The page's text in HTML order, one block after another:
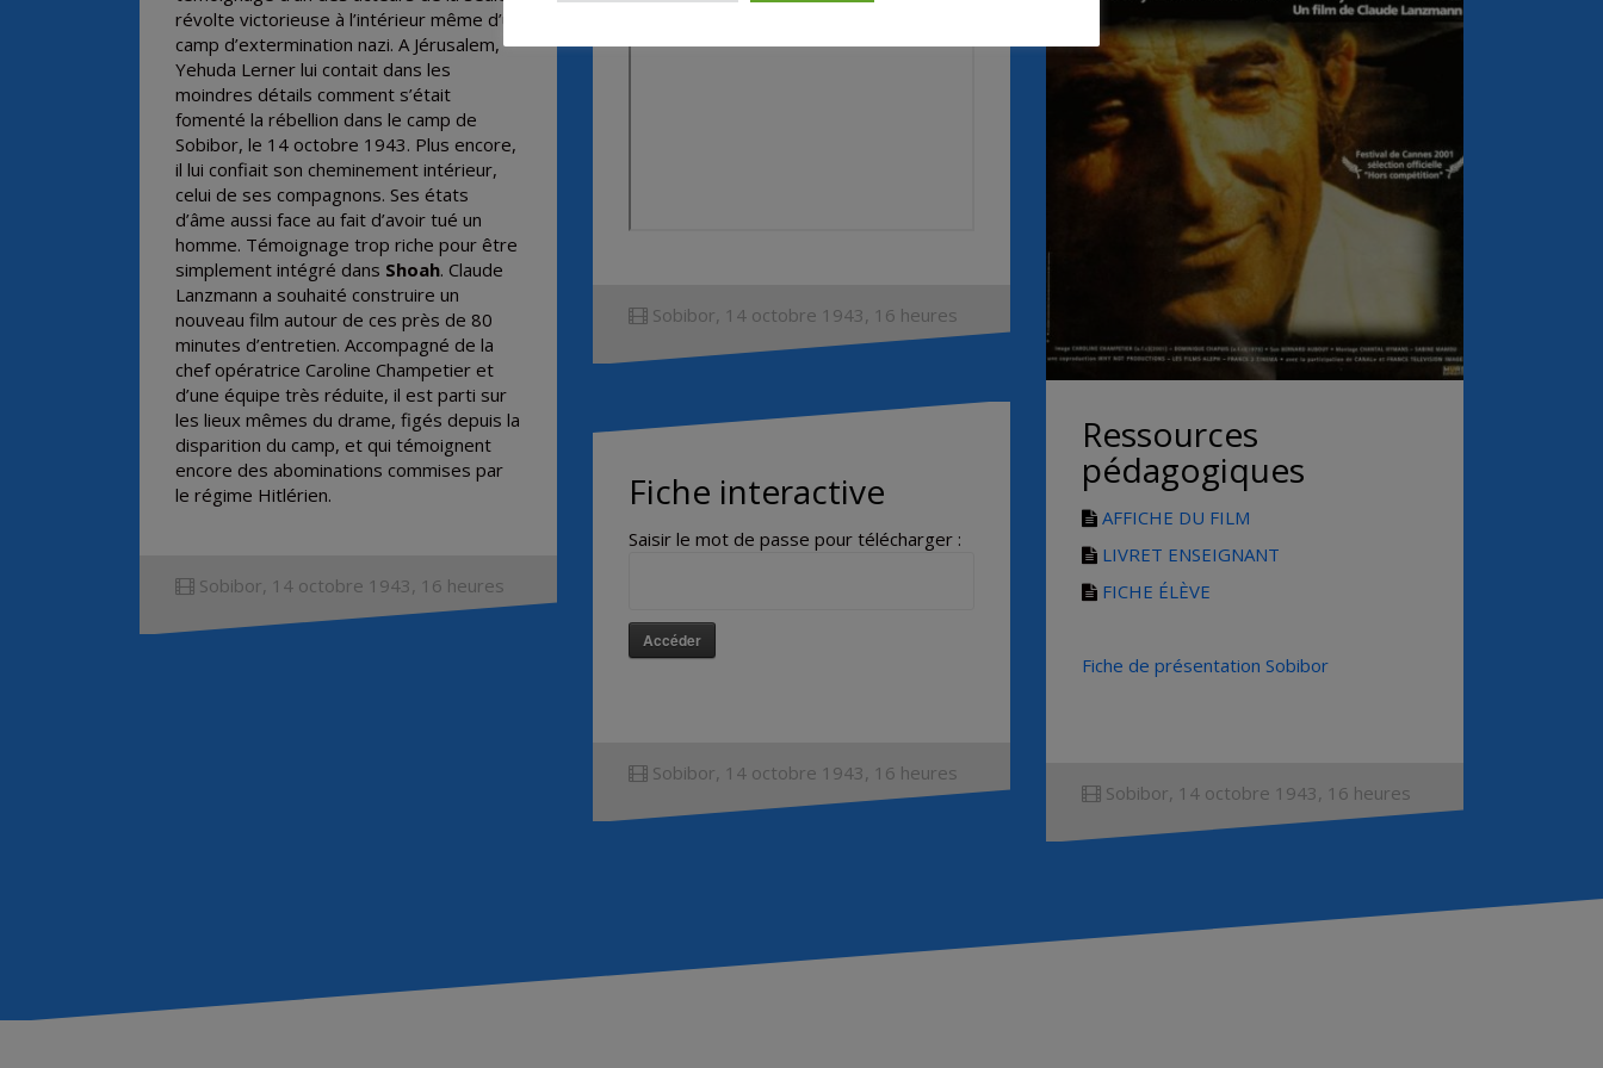
révolte victorieuse à l’intérieur même d’un
camp d’extermination nazi. A Jérusalem,
Yehuda Lerner lui contait dans les
moindres détails comment s’était
fomenté la rébellion dans le camp de
Sobibor, le 14 octobre 1943. Plus encore,
il lui confiait son cheminement intérieur,
celui de ses compagnons. Ses états
d’âme aussi face au fait d’avoir tué un
homme. Témoignage trop riche pour être
simplement intégré dans Shoah. Claude
Lanzmann a souhaité construire un
nouveau film autour de ces près de 80
minutes d’entretien. Accompagné de la
chef opératrice Caroline Champetier et
d’une équipe très réduite, il est parti sur
les lieux mêmes du drame, figés depuis la
disparition du camp, et qui témoignent
encore des abominations commises par
le régime Hitlérien.
Sobibor, 14 octobre 1943, 16 heures
1h30 / France / 2001
Sobibor, 14 octobre 1943, 16 heures
Ressources
pédagogiques
AFFICHE DU FILM
LIVRET ENSEIGNANT
FICHE ÉLÈVE
Fiche de présentation Sobibor
Sobibor, 14 octobre 1943, 16 heures
Fiche interactive
Saisir le mot de passe pour télécharger :
Accéder
Sobibor, 14 octobre 1943, 16 heures